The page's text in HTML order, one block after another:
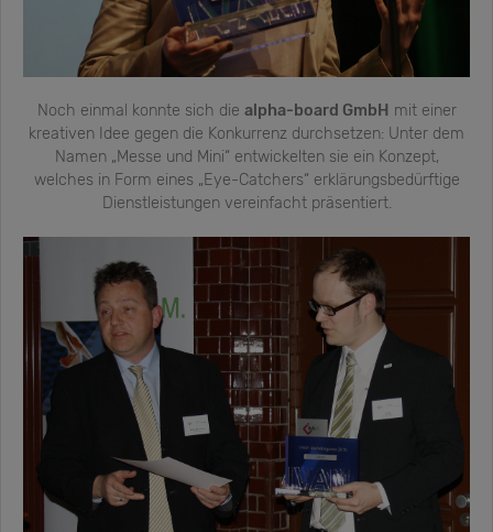
Noch einmal konnte sich die alpha-board GmbH mit einer
kreativen Idee gegen die Konkurrenz durchsetzen: Unter dem
Namen „Messe und Mini“ entwickelten sie ein Konzept,
welches in Form eines „Eye-Catchers“ erklärungsbedürftige
Dienstleistungen vereinfacht präsentiert.